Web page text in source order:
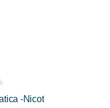
-Nicot